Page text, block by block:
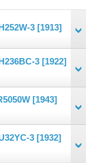
3 [1913]
3 [1922]
[1943]
3 [1932]